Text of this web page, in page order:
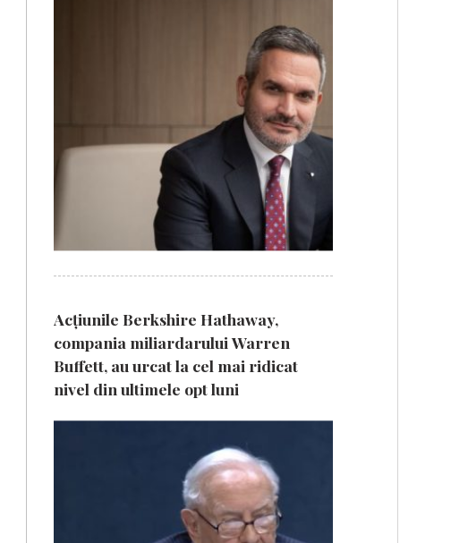
Acțiunile Berkshire Hathaway,
compania miliardarului Warren
Buffett, au urcat la cel mai ridicat
nivel din ultimele opt luni